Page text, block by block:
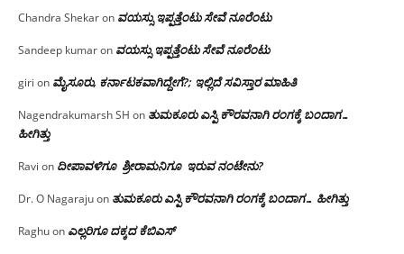
Chandra Shekaron ವಯಸ್ಸು ಇಪ್ಪತ್ತೆಂಟು ಸೇವೆ ನೂರೆಂಟು
Sandeep kumaron ವಯಸ್ಸು ಇಪ್ಪತ್ತೆಂಟು ಸೇವೆ ನೂರೆಂಟು
giri on ಮೈಸೂರು, ಕರ್ನಾಟಕವಾಗಿದ್ದೇಗೆ?; ಇಲ್ಲಿದೆ ಸವಿಸ್ತಾರ ಮಾಹಿತಿ
Nagendrakumarsh SH on ತುಮಕೂರು ಎಸ್ಪಿ ಕೌರವನಾಗಿ ರಂಗಕ್ಕೆ ಬಂದಾಗ…
ಹೀಗಿತ್ತು
Ravi on ದೀಪಾವಳಿಗೂ ಶ್ರೀರಾಮನಿಗೂ ಇರುವ ನಂಟೇನು?
Dr. O Nagarajuon ತುಮಕೂರು ಎಸ್ಪಿ ಕೌರವನಾಗಿ ರಂಗಕ್ಕೆ ಬಂದಾಗ… ಹೀಗಿತ್ತು
Raghuon ಎಲ್ಲರಿಗೂ ದಕ್ಕದ ಕೆಬಿಎಸ್